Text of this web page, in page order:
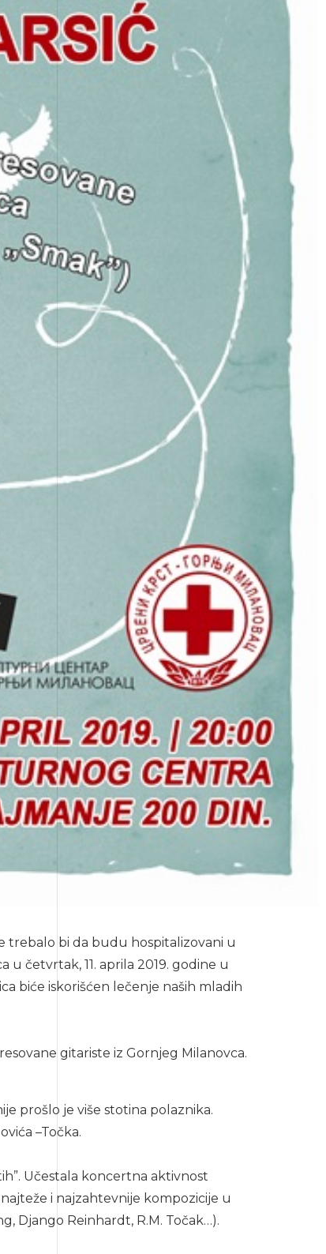
trebalo bi da budu hospitalizovani u
četvrtak, 11. aprila 2019. godine u
biće iskorišćen lečenje naših mladih
gitariste iz Gornjeg Milanovca.
prošlo je više stotina polaznika.
–Točka.
Učestala koncertna aktivnost
i najzahtevnije kompozicije u
Django Reinhardt, R.M. Točak…).